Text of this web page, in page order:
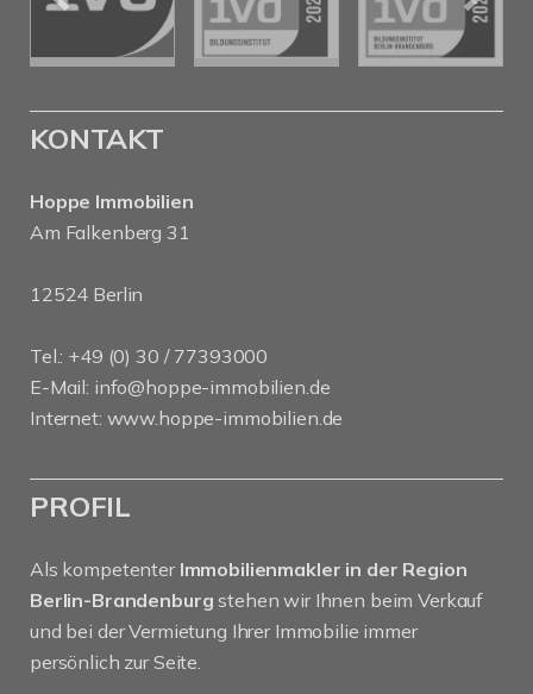
KONTAKT
Hoppe Immobilien
Am Falkenberg 31
12524 Berlin
Tel.: +49 (0) 30 / 77393000
E-Mail: info@hoppe-immobilien.de
Internet: www.hoppe-immobilien.de
PROFIL
Als kompetenter Immobilienmakler in der Region
Berlin-Brandenburg stehen wir Ihnen beim Verkauf
und bei der Vermietung Ihrer Immobilie immer
persönlich zur Seite.